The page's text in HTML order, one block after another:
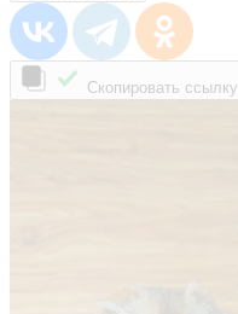
Скопировать ссылку